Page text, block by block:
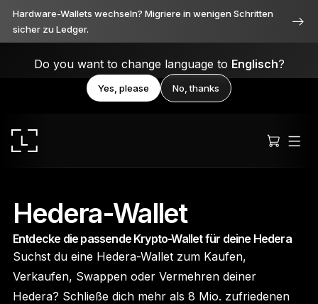
Hardware-Wallets wechseln? Migriere in wenigen Schritten
sicher zu Ledger.
Do you want to change language to Englisch?
Yes, please No, thanks
Ledger Stax
Durchweg erstklassig
Hedera-Wallet
Entdecke die passende Krypto-Wallet für deine Hedera
Suchst du eine Hedera-Wallet zum Kaufen,
Verkaufen, Swappen oder Vermehren deiner
Hedera? Schließe dich mehr als 8 Mio. zufriedenen